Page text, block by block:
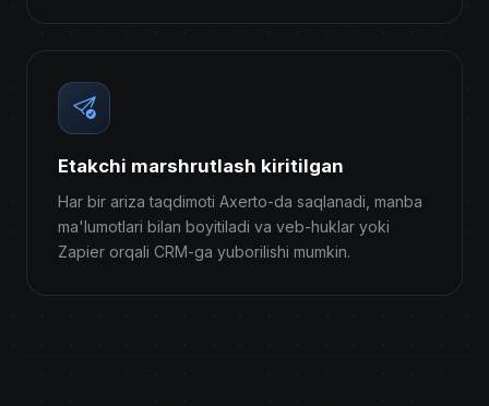
Etakchi marshrutlash kiritilgan
Har bir ariza taqdimoti Axerto-da saqlanadi, manba
ma'lumotlari bilan boyitiladi va veb-huklar yoki
Zapier orqali CRM-ga yuborilishi mumkin.